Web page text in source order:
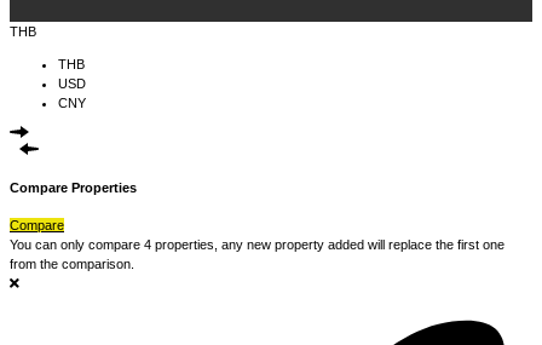
THB
THB
USD
CNY
Compare Properties
Compare
You can only compare 4 properties, any new property added will replace the first one
from the comparison.